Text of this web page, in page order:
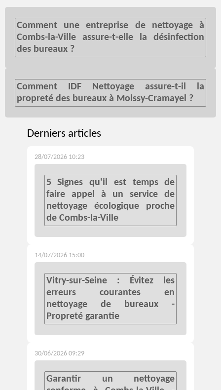
Comment une entreprise de nettoyage à
Combs-la-Ville assure-t-elle la désinfection
des bureaux ?
Comment IDF Nettoyage assure-t-il la
propreté des bureaux à Moissy-Cramayel ?
Derniers articles
28/07/2026 10:23
5 Signes qu'il est temps de
faire appel à un service de
nettoyage écologique proche
de Combs-la-Ville
14/07/2026 15:00
Vitry-sur-Seine : Évitez les
erreurs courantes en
nettoyage de bureaux -
Propreté garantie
30/06/2026 09:29
Garantir un nettoyage